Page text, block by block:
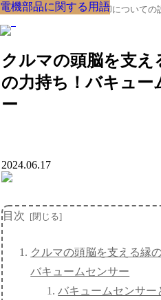
クルマの大辞典、購入･売却についての
クルマの頭脳を支え
の力持ち！バキュー
ー
電機部品に関する用語
2024.06.17
目次
クルマの頭脳を支える縁
バキュームセンサー
バキュームセンサー
電機部品に関する用語
電機部品に関する用語
電機部品に関する用語
電機部品に関する用語
電機部品に関する用語
電機部品に関する用語
電機部品に関する用語
電機部品に関する用語